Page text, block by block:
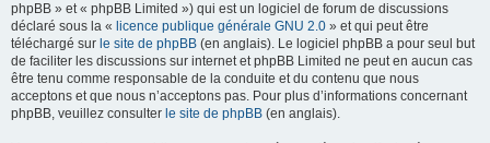
phpBB » et « phpBB Limited ») qui est un logiciel de forum de discussions
déclaré sous la « licence publique générale GNU 2.0 » et qui peut être
téléchargé sur le site de phpBB (en anglais). Le logiciel phpBB a pour seul but
de faciliter les discussions sur internet et phpBB Limited ne peut en aucun cas
être tenu comme responsable de la conduite et du contenu que nous
acceptons et que nous n’acceptons pas. Pour plus d’informations concernant
phpBB, veuillez consulter le site de phpBB (en anglais).